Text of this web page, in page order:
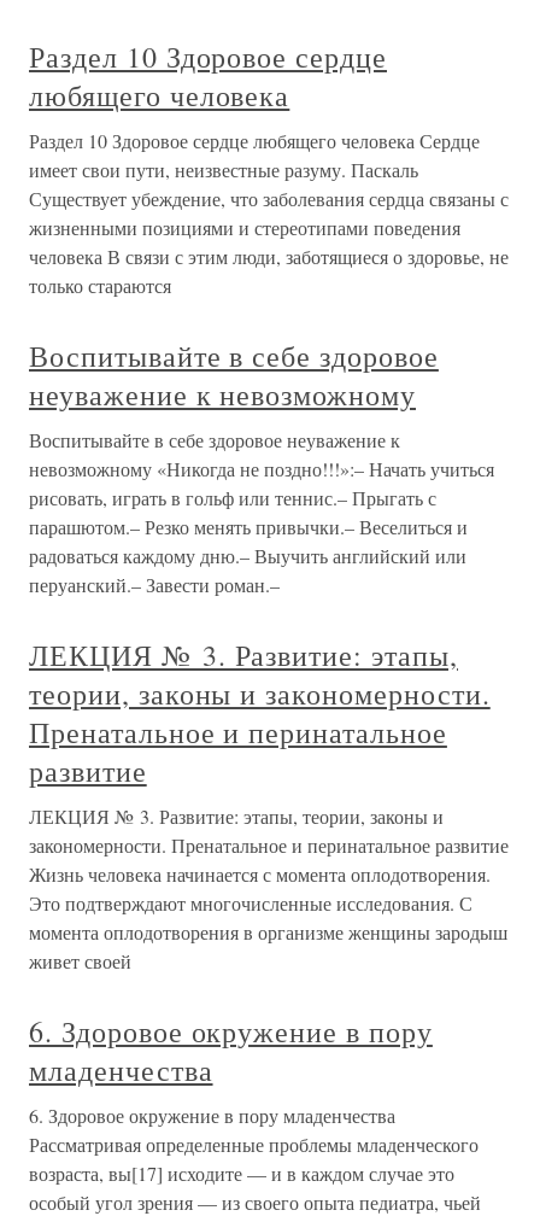
Раздел 10 Здоровое сердце
любящего человека
Раздел 10 Здоровое сердце любящего человека Сердце
имеет свои пути, неизвестные разуму. Паскаль
Существует убеждение, что заболевания сердца связаны с
жизненными позициями и стереотипами поведения
человека В связи с этим люди, заботящиеся о здоровье, не
только стараются
Воспитывайте в себе здоровое
неуважение к невозможному
Воспитывайте в себе здоровое неуважение к
невозможному «Никогда не поздно!!!»:– Начать учиться
рисовать, играть в гольф или теннис.– Прыгать с
парашютом.– Резко менять привычки.– Веселиться и
радоваться каждому дню.– Выучить английский или
перуанский.– Завести роман.–
ЛЕКЦИЯ № 3. Развитие: этапы,
теории, законы и закономерности.
Пренатальное и перинатальное
развитие
ЛЕКЦИЯ № 3. Развитие: этапы, теории, законы и
закономерности. Пренатальное и перинатальное развитие
Жизнь человека начинается с момента оплодотворения.
Это подтверждают многочисленные исследования. С
момента оплодотворения в организме женщины зародыш
живет своей
6. Здоровое окружение в пору
младенчества
6. Здоровое окружение в пору младенчества
Рассматривая определенные проблемы младенческого
возраста, вы[17] исходите — и в каждом случае это
особый угол зрения — из своего опыта педиатра, чьей